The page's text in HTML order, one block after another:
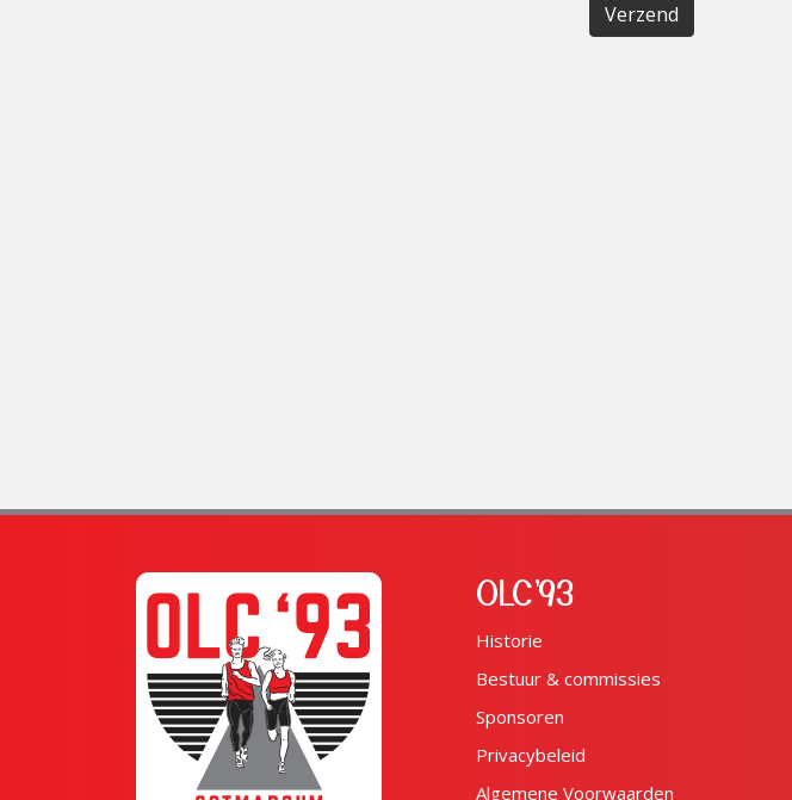
Verzend
OLC'93
Historie
Bestuur & commissies
Sponsoren
Privacybeleid
Algemene Voorwaarden